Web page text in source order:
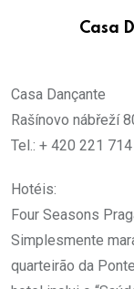
Casa
Casa Dançante
Rašínovo nábřeží
Tel.: + 420 221
Hotéis:
Four Seasons
Simplesmente
quarteirão da